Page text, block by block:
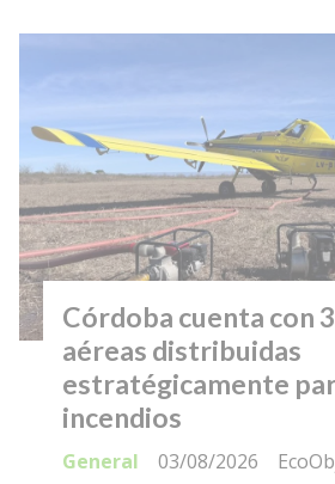
Córdoba cuenta con
aéreas distribuidas
estratégicamente
incendios
General
03/08/2026